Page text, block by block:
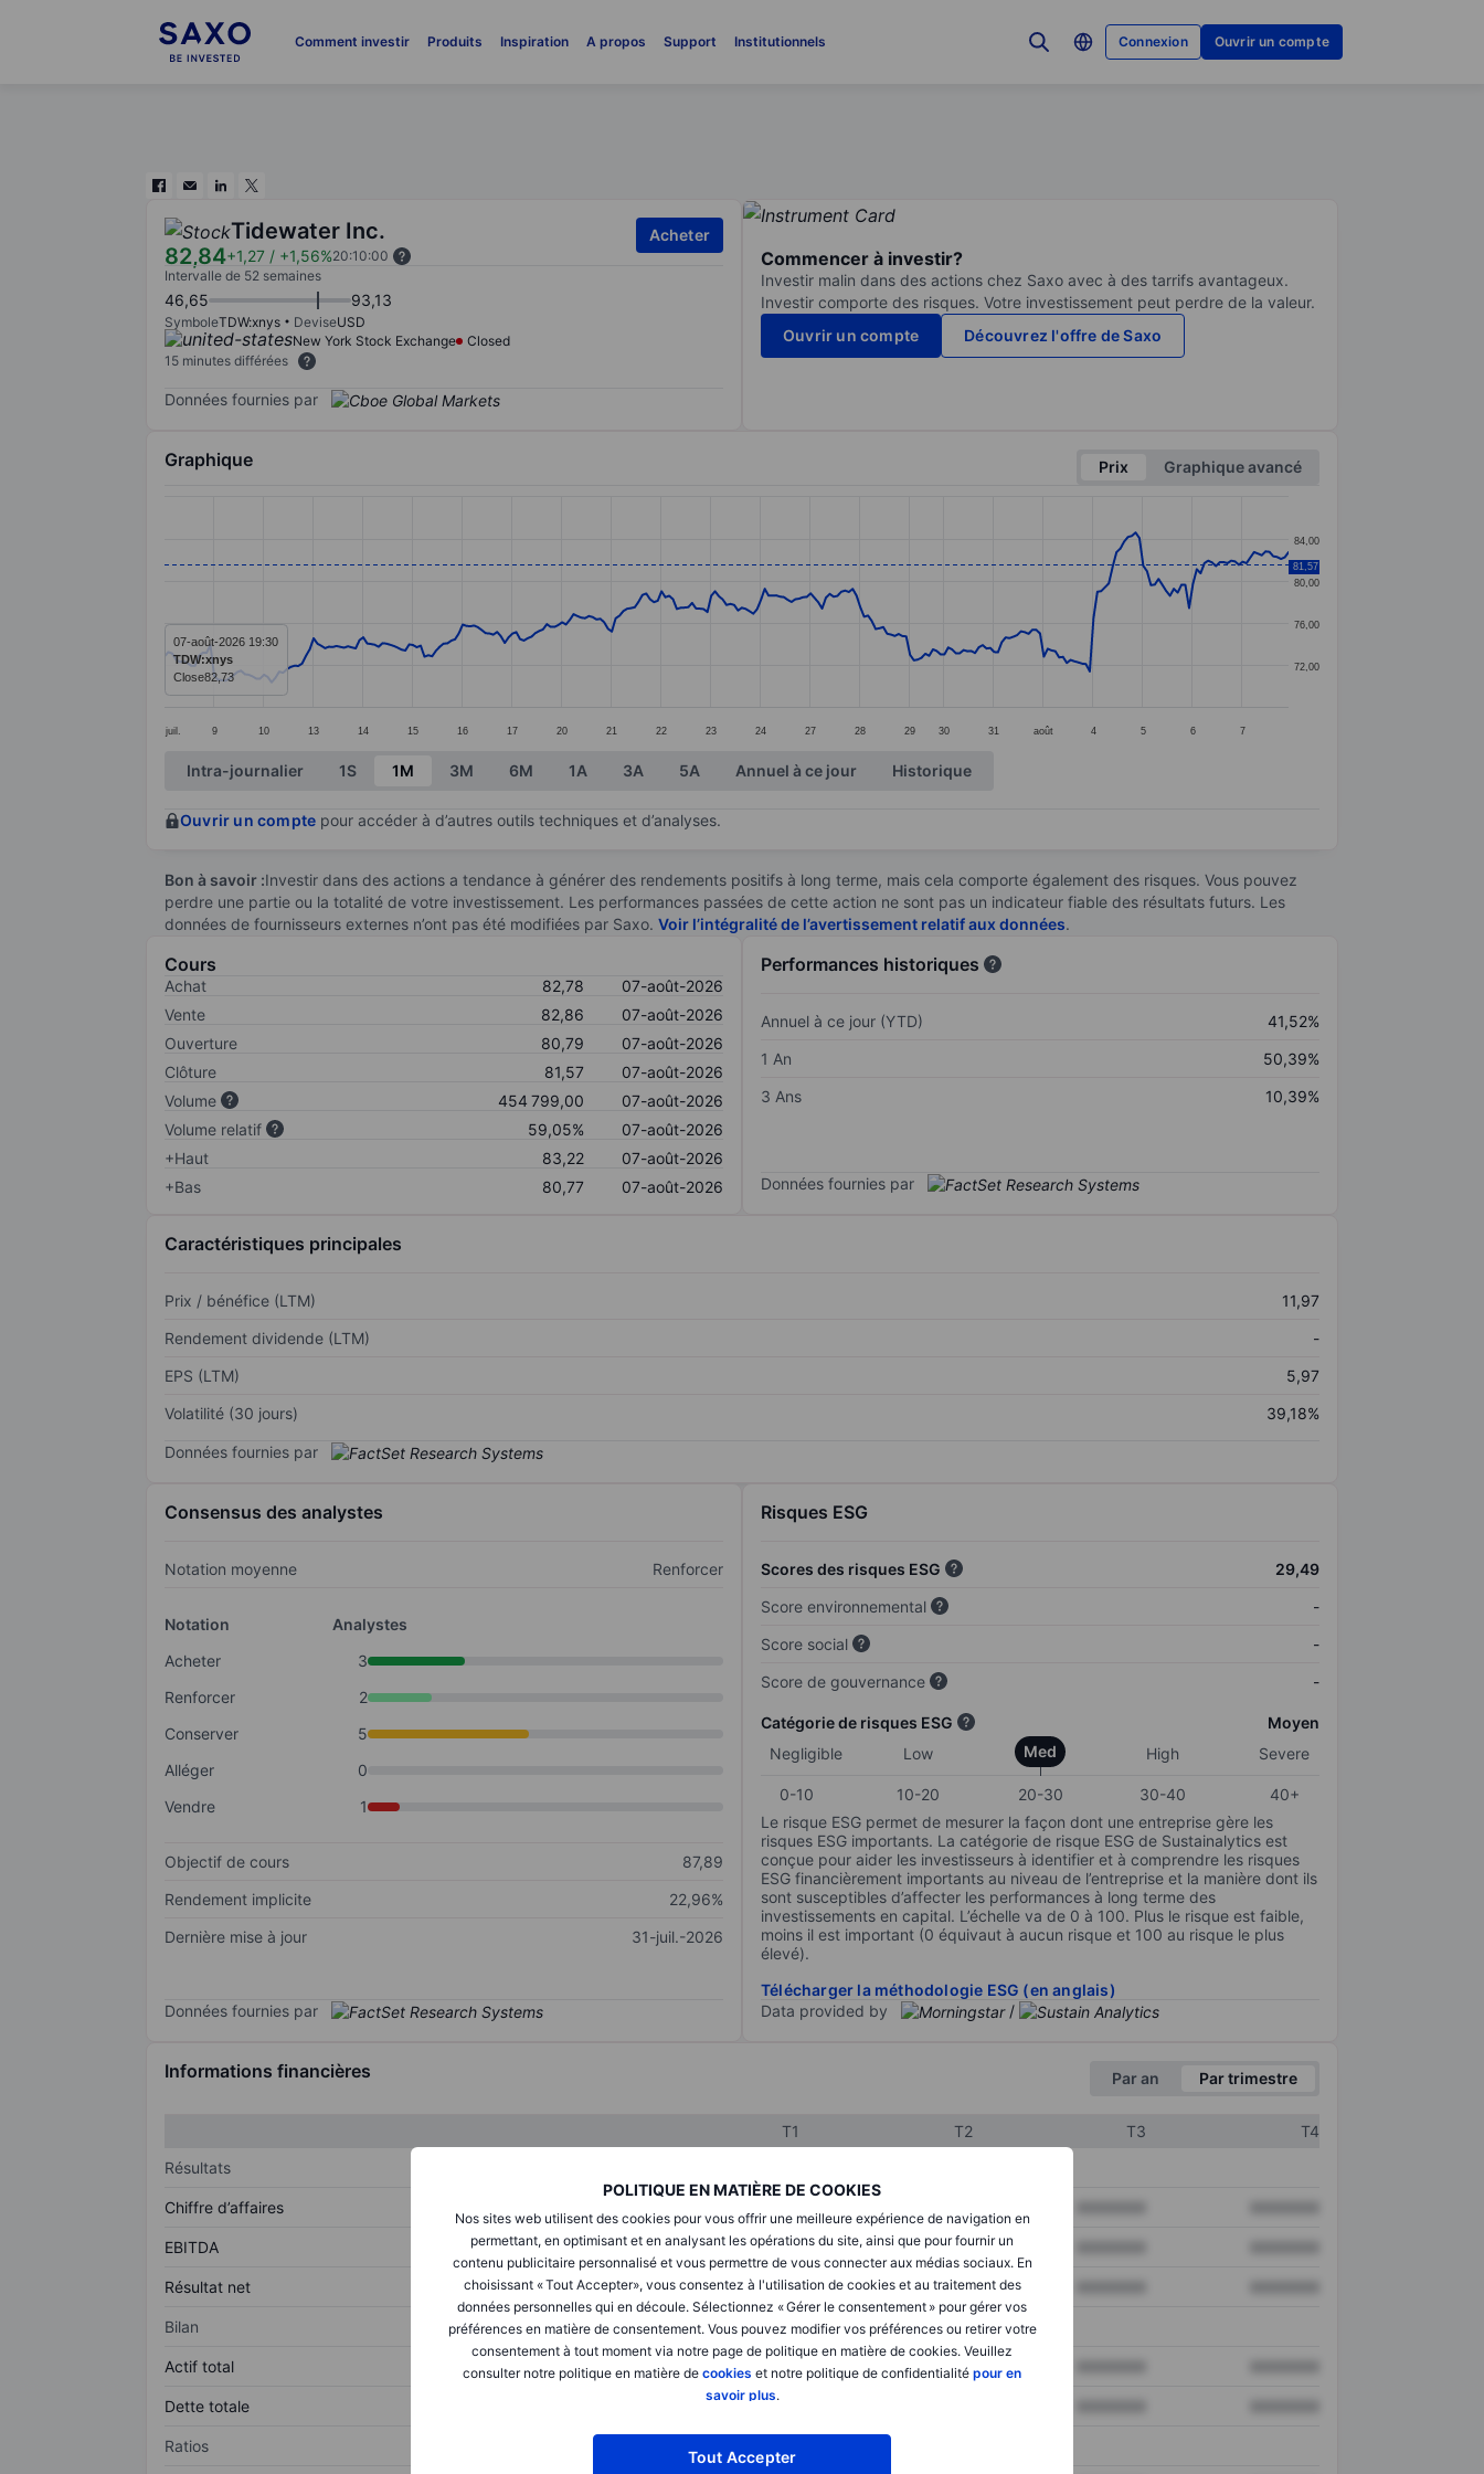
Comment investir Produits Inspiration A propos Support Institutionnels Connexion Ouvrir un compte
POLITIQUE EN MATIÈRE DE COOKIES
Nos sites web utilisent des cookies pour vous offrir une meilleure expérience de navigation en
permettant, en optimisant et en analysant les opérations du site, ainsi que pour fournir un
contenu publicitaire personnalisé et vous permettre de vous connecter aux médias sociaux. En
choisissant « Tout Accepter», vous consentez à l'utilisation de cookies et au traitement des
données personnelles qui en découle. Sélectionnez « Gérer le consentement » pour gérer vos
préférences en matière de consentement. Vous pouvez modifier vos préférences ou retirer votre
consentement à tout moment via notre page de politique en matière de cookies. Veuillez
consulter notre politique en matière de cookies et notre politique de confidentialité pour en
savoir plus.
Tout Accepter
Tidewater Inc.
82,84+1,27 / +1,56%20:10:00
Acheter
Intervalle de 52 semaines
46,65 93,13
SymboleTDW:xnys DeviseUSD
New York Stock Exchange
Closed
15 minutes différées
Données fournies par
Commencer à investir?
Investir malin dans des actions chez Saxo avec à des tarrifs avantageux.
Investir comporte des risques. Votre investissement peut perdre de la valeur.
Ouvrir un compte
Découvrez l'offre de Saxo
Graphique Prix
Graphique avancé
The chart has 1 Y axis displaying values. Data ranges from 70.34 to 84.61.
juil. 9 10 13 14 15 16 17 20 21 22 23 24 27 28 29 30 31 août 4 5 6 7
72,00
76,00
80,00
84,00
81,57
07-août-2026 19:30
TDW:xnys
Close82,73
End of interactive chart.
Intra-journalier 1S 1M 3M 6M 1A 3A 5A Annuel à ce jour Historique
Ouvrir un compte pour accéder à d’autres outils techniques et d’analyses.
Bon à savoir :Investir dans des actions a tendance à générer des rendements positifs à long terme, mais cela comporte également des risques. Vous pouvez
perdre une partie ou la totalité de votre investissement. Les performances passées de cette action ne sont pas un indicateur fiable des résultats futurs. Les
données de fournisseurs externes n’ont pas été modifiées par Saxo. Voir l’intégralité de l’avertissement relatif aux données.
Cours
Achat 82,78
07-août-2026
Vente
82,86
07-août-2026
Ouverture
80,79
07-août-2026
Clôture
81,57
07-août-2026
Volume
454 799,00
07-août-2026
Volume relatif
59,05%
07-août-2026
+Haut
83,22
07-août-2026
+Bas
80,77 07-août-2026
Performances historiques
Annuel à ce jour (YTD)
41,52%
1 An
50,39%
3 Ans
10,39%
Données fournies par
Caractéristiques principales
Prix / bénéfice (LTM)
11,97
Rendement dividende (LTM)
-
EPS (LTM)
5,97
Volatilité (30 jours)
39,18%
Données fournies par
Consensus des analystes
Notation moyenne Renforcer
Notation
Analystes
Acheter
3
Renforcer
2
Conserver
5
Alléger
0
Vendre
1
Objectif de cours
87,89
Rendement implicite
22,96%
Dernière mise à jour
31-juil.-2026
Données fournies par
Risques ESG
Scores des risques ESG
29,49
Score environnemental
-
Score social
-
Score de gouvernance
-
Catégorie de risques ESG
Moyen
Negligible
Low Med High Severe
0-10 10-20 20-30 30-40
40+
Le risque ESG permet de mesurer la façon dont une entreprise gère les
risques ESG importants. La catégorie de risque ESG de Sustainalytics est
conçue pour aider les investisseurs à identifier et à comprendre les risques
ESG financièrement importants au niveau de l’entreprise et la manière dont ils
sont susceptibles d’affecter les performances à long terme des
investissements en capital. L’échelle va de 0 à 100. Plus le risque est faible,
moins il est important (0 équivaut à aucun risque et 100 au risque le plus
élevé).
Télécharger la méthodologie ESG (en anglais)
Data provided by
/
Informations financières Par an Par trimestre
T1 T2 T3
T4
Résultats
Chiffre d’affaires
EBITDA XXXXXXX XXXXXXX
Résultat net XXXXXXX XXXXXXX
Bilan
Actif total XXXXXXX XXXXXXX
Dette totale XXXXXXX
Ratios